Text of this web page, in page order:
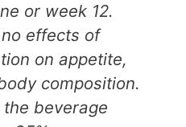
or week 12.
effects of
on appetite,
composition.
beverage